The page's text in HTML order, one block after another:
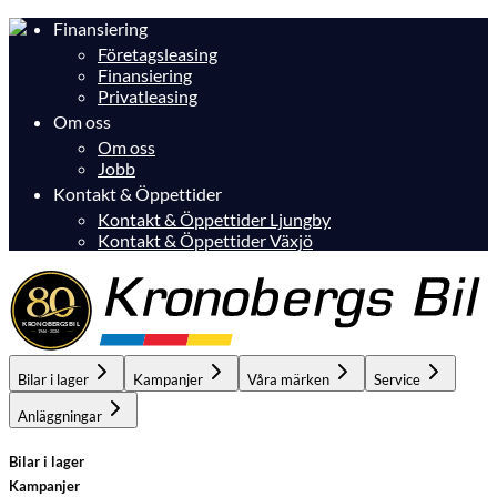
Finansiering
Företagsleasing
Finansiering
Privatleasing
Om oss
Om oss
Jobb
Kontakt & Öppettider
Kontakt & Öppettider Ljungby
Kontakt & Öppettider Växjö
Bilar i lager Kampanjer Våra märken Service
Anläggningar
Bilar i lager
Kampanjer